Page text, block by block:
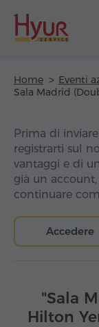
Home Eventi
Prima di
registrarti sul
vantaggi e di
già un
continuare
Accedere
"Sala
Hilton